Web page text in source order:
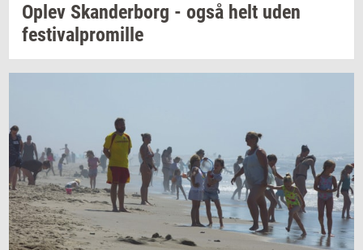
Oplev Skan­der­borg - også helt uden
festi­val­pro­mil­le